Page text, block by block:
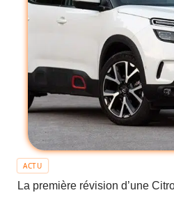
ACTU
La première révision d’une